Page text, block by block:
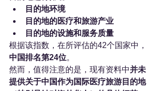
目的地环境
目的地的医疗和旅游产业
目的地的设施和服务质量
根据该指数，在所评估的42个国家中，
中国排名第24位。
然而，值得注意的是，现有资料中并未
提供关于中国作为国际医疗旅游目的地